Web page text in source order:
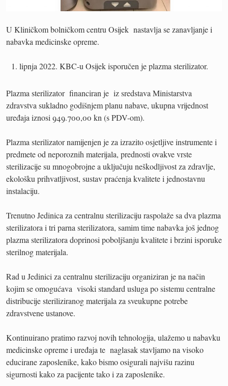
U Kliničkom bolničkom centru Osijek nastavlja se zanavljanje i
nabavka medicinske opreme.
lipnja 2022. KBC-u Osijek isporučen je plazma sterilizator.
Plazma sterilizator financiran je iz sredstava Ministarstva
zdravstva sukladno godišnjem planu nabave, ukupna vrijednost
uređaja iznosi 949.700,00 kn (s PDV-om).
Plazma sterilizator namijenjen je za izrazito osjetljive instrumente i
predmete od neporoznih materijala, prednosti ovakve vrste
sterilizacije su mnogobrojne a uključuju neškodljivost za zdravlje,
ekološku prihvatljivost, sustav praćenja kvalitete i jednostavnu
instalaciju.
Trenutno Jedinica za centralnu sterilizaciju raspolaže sa dva plazma
sterilizatora i tri parna sterilizatora, samim time nabavka još jednog
plazma sterilizatora doprinosi poboljšanju kvalitete i brzini isporuke
sterilnog materijala.
Rad u Jedinici za centralnu sterilizaciju organiziran je na način
kojim se omogućava visoki standard usluga po sistemu centralne
distribucije steriliziranog materijala za sveukupne potrebe
zdravstvene ustanove.
Kontinuirano pratimo razvoj novih tehnologija, ulažemo u nabavku
medicinske opreme i uređaja te naglasak stavljamo na visoko
educirane zaposlenike, kako bismo osigurali najvišu razinu
sigurnosti kako za pacijente tako i za zaposlenike.